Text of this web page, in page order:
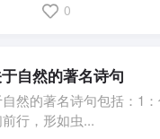
0
自然的著名诗句
然的著名诗句包括：1：
行，形如虫...